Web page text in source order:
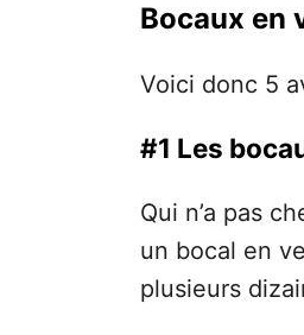
Bocaux en
Voici donc 5
#1 Les
Qui n’a pas
un bocal en
plusieurs